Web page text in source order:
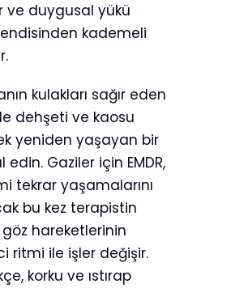
ve duygusal yükü
kademeli
kulakları sağır eden
dehşeti ve kaosu
yeniden yaşayan bir
Gaziler için EMDR,
tekrar yaşamalarını
bu kez terapistin
hareketlerinin
ritmi ile işler değişir.
korku ve ıstırap